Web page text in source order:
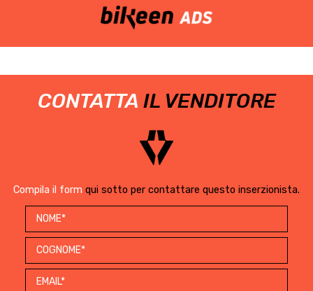
CONTATTA IL VENDITORE
Compila il form qui sotto per contattare questo inserzionista.